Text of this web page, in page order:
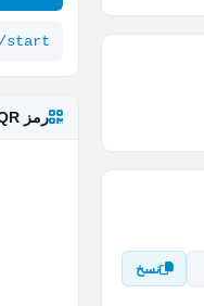
نسخ
/start
رمز QR